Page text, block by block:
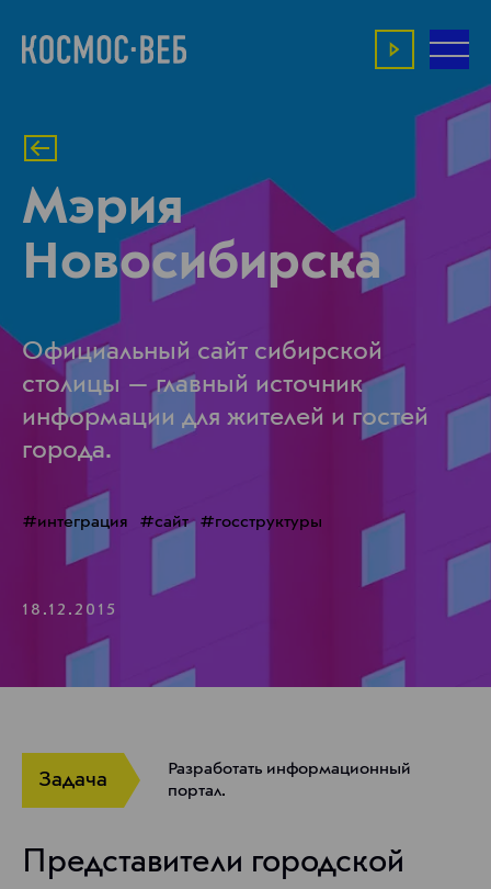
Мэрия
Новосибирска
Официальный сайт сибирской
столицы — главный источник
информации для жителей и гостей
города.
интеграция сайт госструктуры
18.12.2015
Задача
Разработать информационный
портал.
Представители городской